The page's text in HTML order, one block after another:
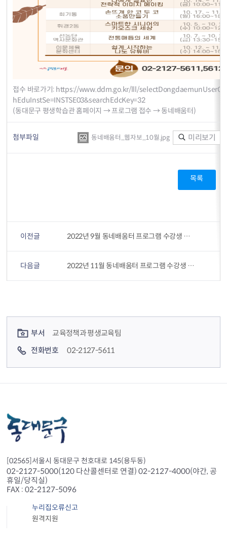
접수 바로가기: https://www.ddm.go.kr/lll/
hEduInstSe=INSTSE03&searchEdcKey=32
(동대문구 평생학습관 홈페이지 → 프로그램 접수 → 동네배움터)
첨부파일 동네배움터_웹자보_10월.jpg 미리보기
목록
이전글 2022년 9월 동네배움터 프로그램 수강생 모집 안내
다음글 2022년 11월 동네배움터 프로그램 수강생 모집 안내
부서
교육정책과 평생교육팀
전화번호
02-2127-5611
[02565]서울시 동대문구 천호대로 145(용두동)
02-2127-5000(120 다산콜센터로 연결) 02-2127-4000(야간, 공
휴일/당직실)
FAX : 02-2127-5096
누리집오류신고
원격지원